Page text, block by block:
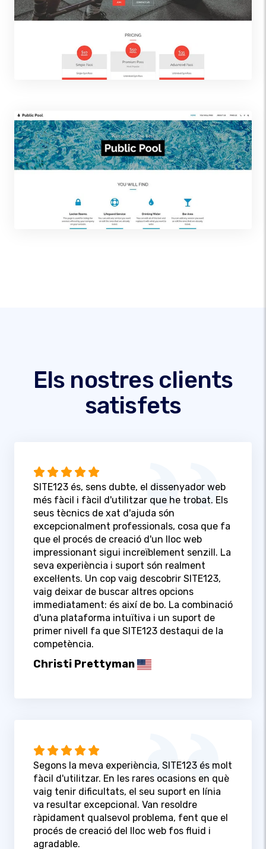
Els nostres clients
satisfets
SITE123 és, sens dubte, el dissenyador web
més fàcil i fàcil d'utilitzar que he trobat. Els
seus tècnics de xat d'ajuda són
excepcionalment professionals, cosa que fa
que el procés de creació d'un lloc web
impressionant sigui increïblement senzill. La
seva experiència i suport són realment
excel·lents. Un cop vaig descobrir SITE123,
vaig deixar de buscar altres opcions
immediatament: és així de bo. La combinació
d'una plataforma intuïtiva i un suport de
primer nivell fa que SITE123 destaqui de la
competència.
Christi Prettyman
Segons la meva experiència, SITE123 és molt
fàcil d'utilitzar. En les rares ocasions en què
vaig tenir dificultats, el seu suport en línia
va resultar excepcional. Van resoldre
ràpidament qualsevol problema, fent que el
procés de creació del lloc web fos fluid i
agradable.